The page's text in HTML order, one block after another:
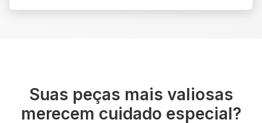
Suas peças mais valiosas
merecem cuidado especial?